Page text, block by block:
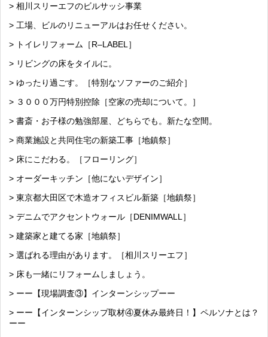
> 相川スリーエフのビルサッシ事業
> 工場、ビルのリニューアルはお任せください。
> トイレリフォーム［R–LABEL］
> リビングの床をタイルに。
> ゆったり過ごす。［特別なソファーのご紹介］
> ３０００万円特別控除［空家の売却について。］
> 書斎・お子様の勉強部屋、どちらでも。新たな空間。
> 商業施設と共同住宅の新築工事［地鎮祭］
> 床にこだわる。［フローリング］
> オーダーキッチン［他にないデザイン］
> 東京都大田区で木造オフィスビル新築［地鎮祭］
> デニムでアクセントウォール［DENIMWALL］
> 建築家と建てる家［地鎮祭］
> 選ばれる理由があります。［相川スリーエフ］
> 床も一緒にリフォームしましょう。
> ーー【現場調査③】インターンシップーー
> ーー【インターンシップ取材④夏休み最終日！】ペルソナとは？
ーー